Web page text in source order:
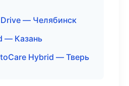
Drive — Челябинск
— Казань
Hybrid — Тверь